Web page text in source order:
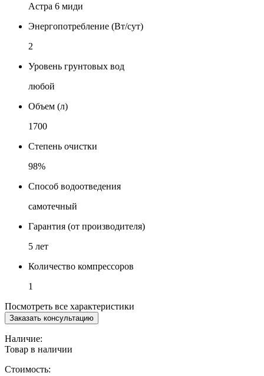
Астра 6 миди
Энергопотребление (Вт/сут)
2
Уровень грунтовых вод
любой
Объем (л)
1700
Степень очистки
98%
Способ водоотведения
самотечный
Гарантия (от производителя)
5 лет
Количество компрессоров
1
Посмотреть все характеристики
Заказать консультацию
Наличие:
Товар в наличии
Стоимость: